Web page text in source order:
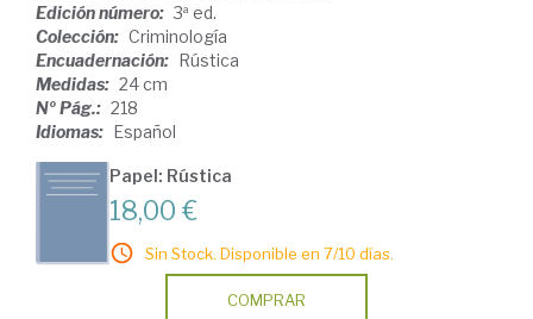
Edición número: 3ª ed.
Colección: Criminología
Encuadernación: Rústica
Medidas: 24 cm
Nº Pág.: 218
Idiomas: Español
Papel: Rústica
18,00 €
Sin Stock. Disponible en 7/10 días.
COMPRAR